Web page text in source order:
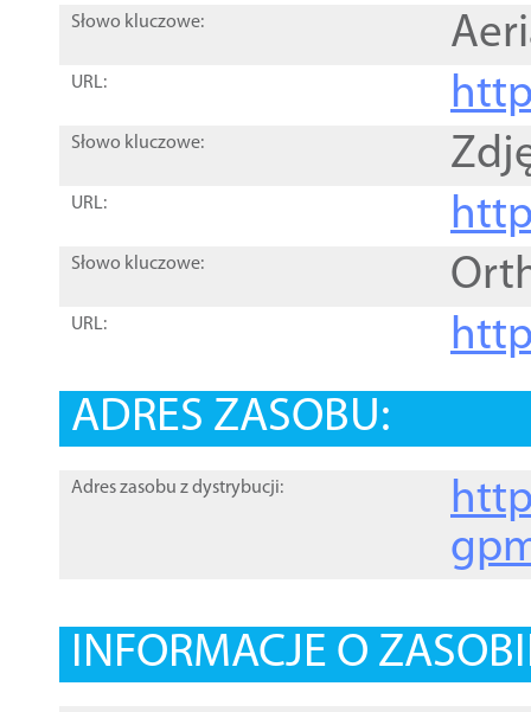
Słowo kluczowe:
URL:
Słowo kluczowe:
URL:
Słowo kluczowe:
URL:
ADRES ZASOBU:
Adres zasobu z dystrybucji:
INFORMACJE O